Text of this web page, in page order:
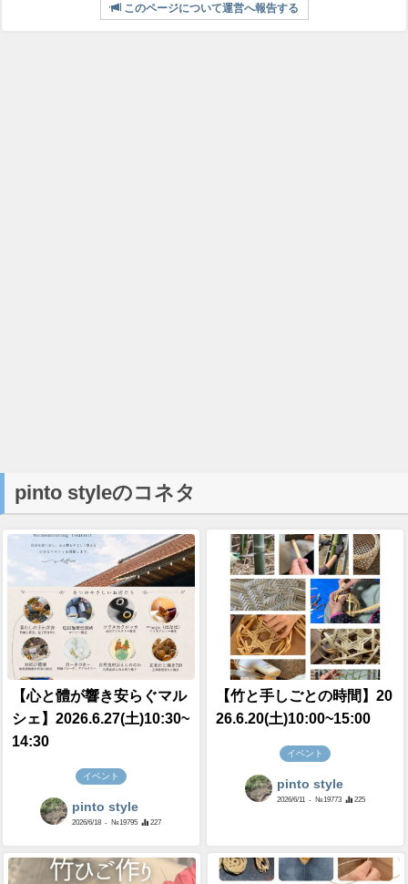
このページについて運営へ報告する
pinto styleのコネタ
【心と體が響き安らぐマル
シェ】2026.6.27(土)10:30~
14:30
イベント
pinto style
2026/6/18 - №19795 227
【竹と手しごとの時間】20
26.6.20(土)10:00~15:00
イベント
pinto style
2026/6/11 - №19773 225